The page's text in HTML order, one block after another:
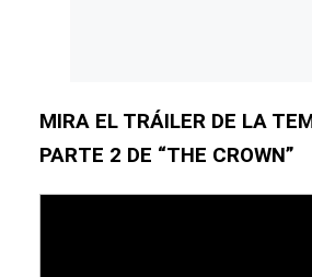
MIRA EL TRÁILER DE LA
PARTE 2 DE “THE CROWN”